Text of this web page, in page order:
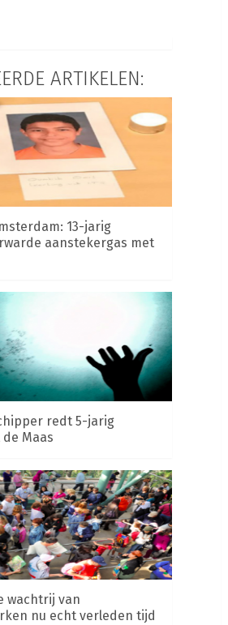
ARTIKELEN:
13-jarig
aanstekergas met
redt 5-jarig
Maas
wachtrij van
nu echt verleden tijd